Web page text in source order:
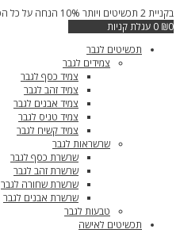
דילוג
לתוכן
בקניית 2 תכשיטים ויותר 10% הנחה על כל הסל
₪0
0 עגלת קניות
תכשיטים לגבר
צמידים לגבר
צמיד כסף לגבר
צמיד זהב לגבר
צמיד אבנים לגבר
צמיד טניס לגבר
צמיד קשיח לגבר
שרשראות לגבר
שרשרת כסף לגבר
שרשרת זהב לגבר
שרשרת שחורה לגבר
שרשרת אבנים לגבר
טבעות לגבר
תכשיטים לאישה